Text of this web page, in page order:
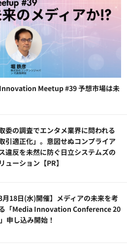
Innovation Meetup #39 予想市場は未
委の調査でエンタメ業界に問われる
取引適正化」。意図せぬコンプライア
違反を未然に防ぐ日立システムズの
ューション​【PR】
3月18日(水)開催】メディアの未来を考
「Media Innovation Conference 20
申し込み開始！